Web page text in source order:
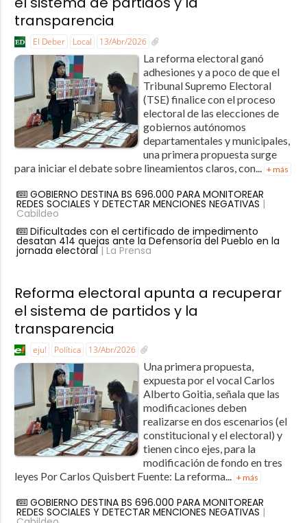
transparencia
El Deber Local 13/Abr/2026
La reforma electoral ganó
adhesiones y a poco de que el
Tribunal Supremo Electoral
(TSE) finalice con el proceso
electoral de las elecciones de
gobiernos autónomos
departamentales y municipales,
una primera propuesta surge
para iniciar el debate sobre lineamientos claros, con... + más
GOBIERNO DESTINA BS 696.000 PARA MONITOREAR
REDES SOCIALES Y DETECTAR MENCIONES NEGATIVAS |
Cabildeo
Dificultades con el certificado de impedimento
desatan 414 quejas ante la Defensoría del Pueblo en la
jornada electoral| La Prensa
Reforma electoral apunta a recuperar
el sistema de partidos y la
transparencia
eju! Política 13/Abr/2026
Una primera propuesta,
expuesta por el vocal Carlos
Alberto Goitia, señala que las
modificaciones deben
realizarse en dos escenarios (el
constitucional y el electoral) y
tienen cinco ejes, para la
modificación de fondo en tres
leyes Por Carlos Quisbert Fuente: La reforma...
+ más
GOBIERNO DESTINA BS 696.000 PARA MONITOREAR
REDES SOCIALES Y DETECTAR MENCIONES NEGATIVAS |